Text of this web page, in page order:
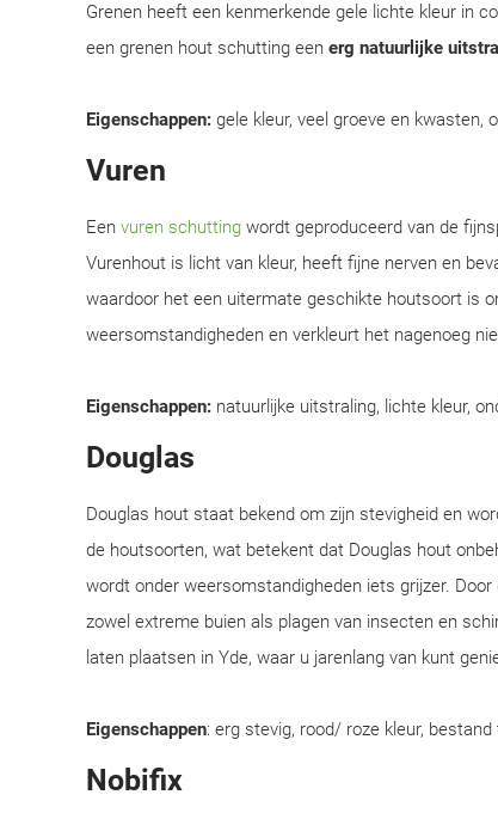
Grenen heeft een kenmerkende gele lichte kleur in
een grenen hout schutting een erg natuurlijke
Eigenschappen: gele kleur, veel groeve en kwasten,
Vuren
Een vuren schutting wordt geproduceerd van de
Vurenhout is licht van kleur, heeft fijne nerven en
waardoor het een uitermate geschikte houtsoort is
weersomstandigheden en verkleurt het nagenoeg
Eigenschappen: natuurlijke uitstraling, lichte kleur,
Douglas
Douglas hout staat bekend om zijn stevigheid en
de houtsoorten, wat betekent dat Douglas hout
wordt onder weersomstandigheden iets grijzer.
zowel extreme buien als plagen van insecten en
laten plaatsen in Yde, waar u jarenlang van kunt
Eigenschappen: erg stevig, rood/ roze kleur,
Nobifix